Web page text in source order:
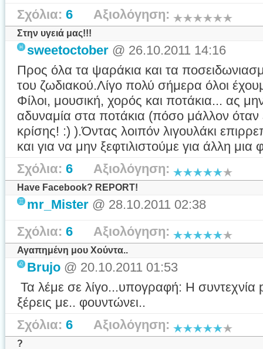
Σχόλια: 6 Αξιολόγηση:
Στην υγειά μας!!!
sweetoctober @ 26.10.2011 14:16
Προς όλα τα ψαράκια και τα
του ζωδιακού.Λίγο πολύ σήμερα όλοι
Φίλοι, μουσική, χορός και ποτάκια... ας
αδυναμία στα ποτάκια (πόσο μάλλον όταν
κρίσης! :) ).Όντας λοιπόν λιγουλάκι
και για να μην ξεφτιλιστούμε για άλλη μια
Σχόλια: 6 Αξιολόγηση:
Have Facebook? REPORT!
mr_Mister @ 28.10.2011 02:38
Σχόλια: 6 Αξιολόγηση:
Αγαπημένη μου Χούντα..
Brujo @ 20.10.2011 01:53
Τα λέμε σε λίγο...υπογραφή: Η
ξέρεις με.. φουντώνει..
Σχόλια: 6 Αξιολόγηση:
?